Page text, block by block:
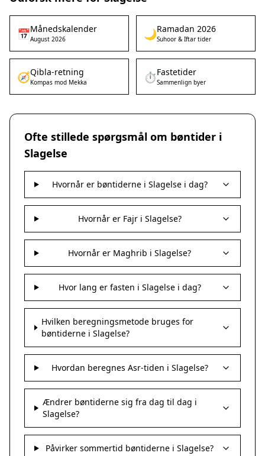
📅Månedskalender
August 2026 🌙Ramadan 2026
Suhoor & Iftar tider
🧭Qibla-retning
Kompas mod Mekka ⏱️Fastetider
Sammenlign byer
Ofte stillede spørgsmål om bøntider i
Slagelse
Hvornår er bøntiderne i Slagelse i dag?
Hvornår er Fajr i Slagelse?
Hvornår er Maghrib i Slagelse?
Hvor lang er fasten i Slagelse i dag?
Hvilken beregningsmetode bruges for
bøntiderne i Slagelse?
Hvordan beregnes Asr-tiden i Slagelse?
Ændrer bøntiderne sig fra dag til dag i
Slagelse?
Påvirker sommertid bøntiderne i Slagelse?